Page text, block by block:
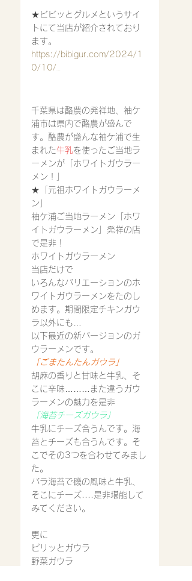
★ビビッとグルメというサイ
トにて当店が紹介されており
ます。
https://bibigur.com/2024/1
0/10/
千葉県は酪農の発祥地、袖ケ
浦市は県内で酪農が盛んで
す。酪農が盛んな袖ケ浦で生
まれた牛乳を使ったご当地ラ
ーメンが「ホワイトガウラー
メン！」
★「元祖ホワイトガウラーメ
ン」
袖ケ浦ご当地ラーメン「ホワ
イトガウラーメン」発祥の店
で是非！
ホワイトガウラーメン
当店だけで
いろんなバリエーションのホ
ワイトガウラーメンをたのし
めます。期間限定チキンガウ
ラ以外にも…
以下最近の新バージョンのガ
ウラーメンです。
「ごまたんたんガウラ」
胡麻の香りと甘味と牛乳、そ
こに辛味………また違うガウ
ラーメンの魅力を是非
「海苔チーズガウラ」
牛乳にチーズ合うんです。海
苔とチーズも合うんです。そ
こでその3つを合わせてみまし
た。
バラ海苔で磯の風味と牛乳、
そこにチーズ....是非堪能して
みてください。
更に
ピリッとガウラ
野菜ガウラ